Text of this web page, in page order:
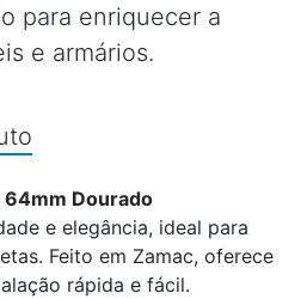
para enriquecer a
e armários.
64mm Dourado
e elegância, ideal para
Feito em Zamac, oferece
rápida e fácil.